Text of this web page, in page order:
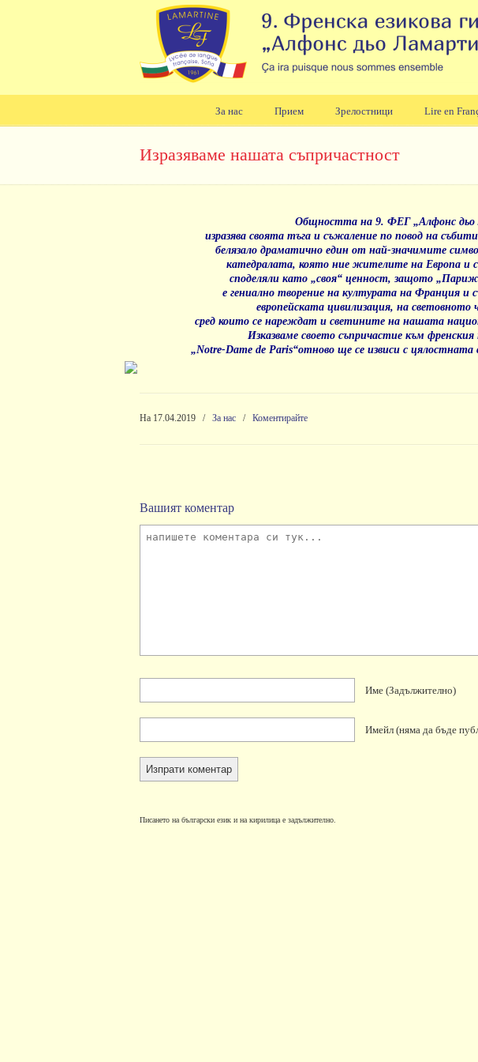
За нас Прием Зрелостници Lire en
Навигация
Изразяваме нашата съпричастност
Общността на 9. ФЕГ „Алфонс
изразява своята тъга и съжаление по повод на
белязало драматично един от най-значимите
катедралата, която ние жителите на Европа и
споделяли като „своя“ ценност, защото
е гениално творение на културата на Франция и
европейската цивилизация, на световното
сред които се нареждат и светините на нашата
Изказваме своето съпричастие към френския
„Notre-Dame de Paris“отново ще се извиси с
На 17.04.2019 / За нас / Коментирайте
Вашият коментар
Име (задължително)
Имейл (няма да бъде
Писането на български език и на кирилица е задължително.